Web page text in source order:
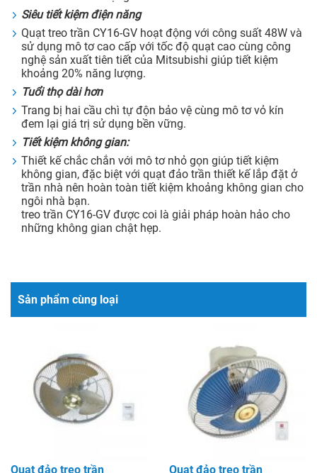
Siêu tiết kiệm điện năng
Quạt treo trần CY16-GV hoạt động với công suất 48W và
sử dụng mô tơ cao cấp với tốc độ quạt cao cùng công
nghệ sản xuất tiên tiết của Mitsubishi giúp tiết kiệm
khoảng 20% năng lượng.
Tuổi thọ dài hơn
Trang bị hai cầu chì tự độn bảo vệ cùng mô tơ vỏ kín
đem lại giá trị sử dụng bền vững.
Tiết kiệm không gian:
Thiết kế chắc chắn với mô tơ nhỏ gọn giúp tiết kiệm
không gian, đặc biệt với quạt đảo trần thiết kế lắp đặt ở
trần nhà nên hoàn toàn tiết kiệm khoảng không gian cho
ngôi nhà bạn.
treo trần CY16-GV được coi là giải pháp hoàn hảo cho
những không gian chật hẹp.
Sản phẩm cùng loại
Quạt đảo treo trần
Quạt đảo treo trần